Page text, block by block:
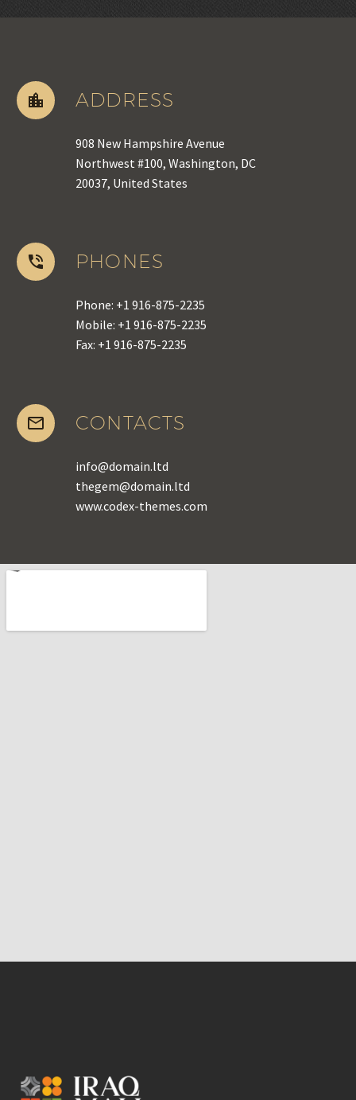
ADDRESS
908 New Hampshire Avenue
Northwest #100, Washington, DC
20037, United States
PHONES
Phone: +1 916-875-2235
Mobile: +1 916-875-2235
Fax: +1 916-875-2235
CONTACTS
info@domain.ltd
thegem@domain.ltd
www.codex-themes.com